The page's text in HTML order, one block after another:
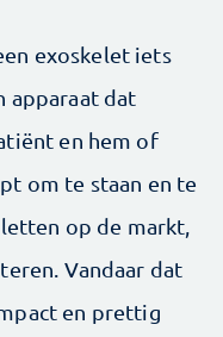
exoskelet iets
apparaat dat
en hem of
om te staan en te
op de markt,
Vandaar dat
en prettig